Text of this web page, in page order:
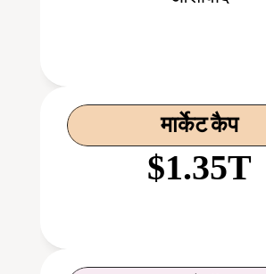
मार्केट कैप
$1.35T